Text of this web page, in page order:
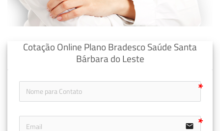
Cotação Online Plano Bradesco Saúde Santa
Bárbara do Leste
email